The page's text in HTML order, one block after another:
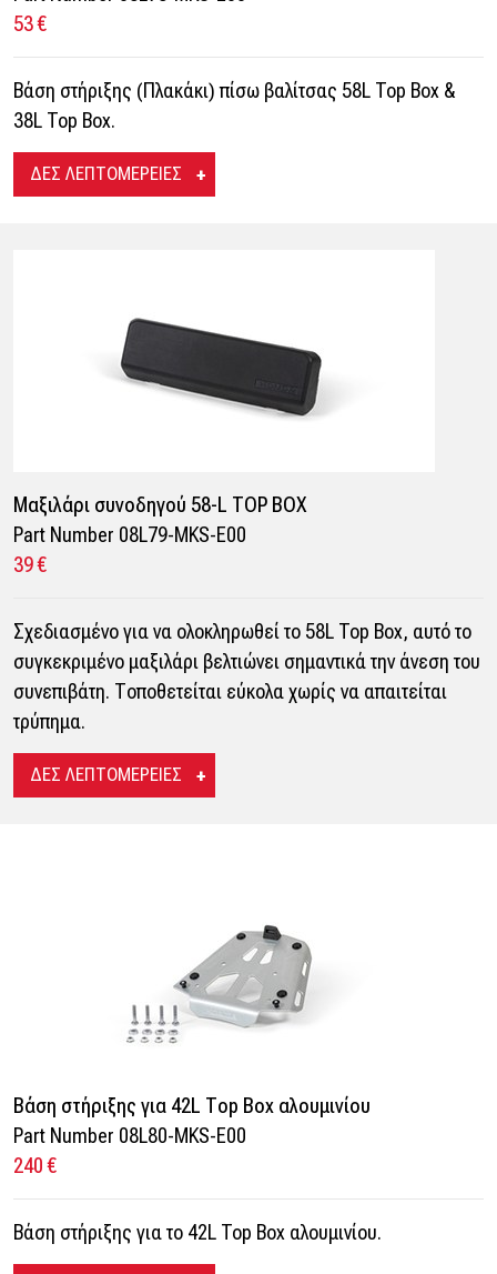
53 €
Βάση στήριξης (Πλακάκι) πίσω βαλίτσας 58L Top Box &
38L Top Box.
ΔΕΣ ΛΕΠΤΟΜΕΡΕΙΕΣ
Μαξιλάρι συνοδηγού 58-L TOP BOX
Part Number 08L79-MKS-E00
39 €
Σχεδιασμένο για να ολοκληρωθεί το 58L Top Box, αυτό το
συγκεκριμένο μαξιλάρι βελτιώνει σημαντικά την άνεση του
συνεπιβάτη. Τοποθετείται εύκολα χωρίς να απαιτείται
τρύπημα.
ΔΕΣ ΛΕΠΤΟΜΕΡΕΙΕΣ
Βάση στήριξης για 42L Τop Box αλουμινίου
Part Number 08L80-MKS-E00
240 €
Βάση στήριξης για το 42L Top Box αλουμινίου.